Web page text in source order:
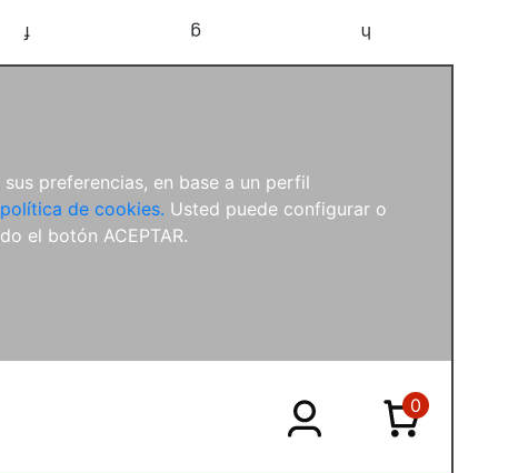
preferencias, en base a un perfil
de cookies. Usted puede configurar o
el botón ACEPTAR.
f g h
0